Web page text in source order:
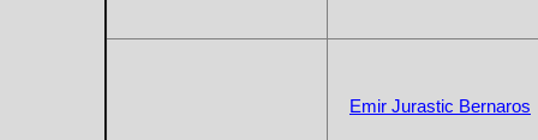
Emir Jurastic Bernaros